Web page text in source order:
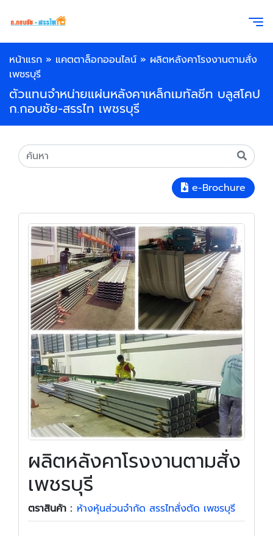
หน้าแรก » แคตตาล็อกออนไลน์ » ผลิตหลังคาโรงงานตามสั่ง
เพชรบุรี
ตัวแทนจำหน่ายแผ่นหลังคาเหล็กเมทัลชีท บลูสโคป
ก.กอบชัย-สรรไท เพชรบุรี
e-Brochure
ผลิตหลังคาโรงงานตามสั่ง
เพชรบุรี
ตราสินค้า : ห้างหุ้นส่วนจำกัด สรรไทสั่งตัด เพชรบุรี